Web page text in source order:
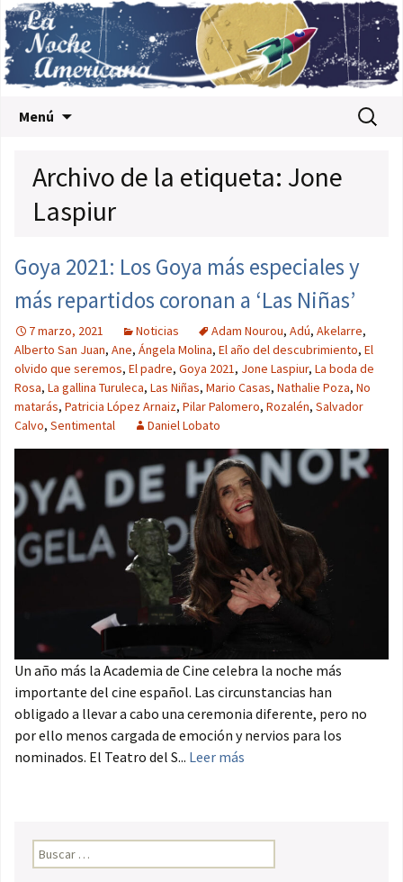
Menú Buscar:
Archivo de la etiqueta: Jone
Laspiur
Goya 2021: Los Goya más especiales y
más repartidos coronan a ‘Las Niñas’
7 marzo, 2021 Noticias Adam Nourou, Adú, Akelarre,
Alberto San Juan, Ane, Ángela Molina, El año del descubrimiento, El
olvido que seremos, El padre, Goya 2021, Jone Laspiur, La boda de
Rosa, La gallina Turuleca, Las Niñas, Mario Casas, Nathalie Poza, No
matarás, Patricia López Arnaiz, Pilar Palomero, Rozalén, Salvador
Calvo, Sentimental Daniel Lobato
Un año más la Academia de Cine celebra la noche más
importante del cine español. Las circunstancias han
obligado a llevar a cabo una ceremonia diferente, pero no
por ello menos cargada de emoción y nervios para los
nominados. El Teatro del S... Leer más
Buscar: